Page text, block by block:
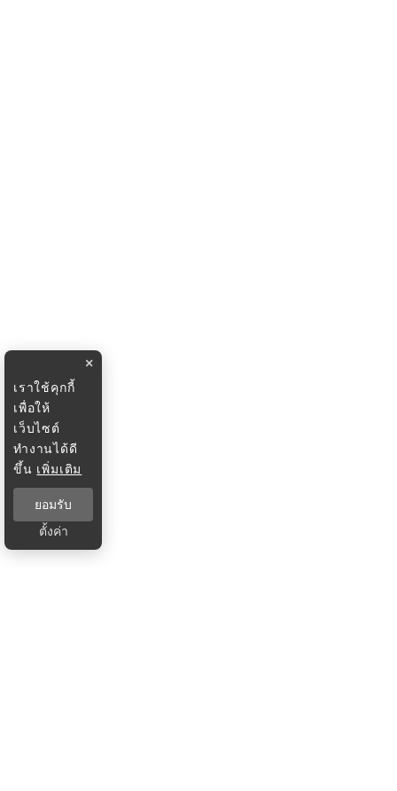
×
เราใช้คุกกี้
เพื่อให้
เว็บไซต์
ทำงานได้ดี
ขึ้น เพิ่มเติม
ยอมรับ
ตั้งค่า